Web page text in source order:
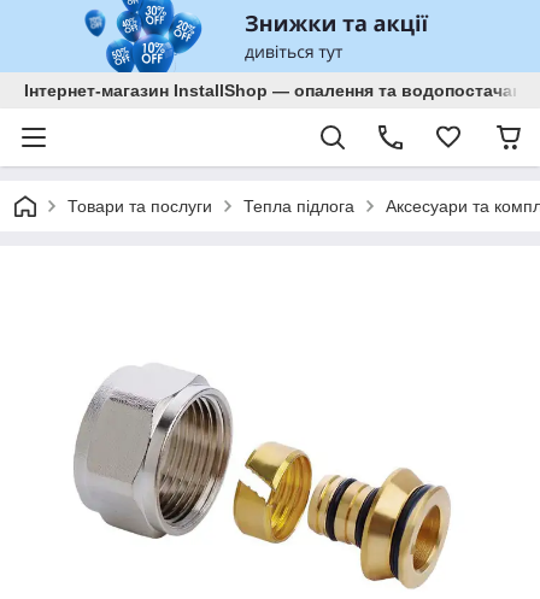
Інтернет-магазин InstallShop — опалення та водопостачання
Товари та послуги Тепла підлога Аксесуари та